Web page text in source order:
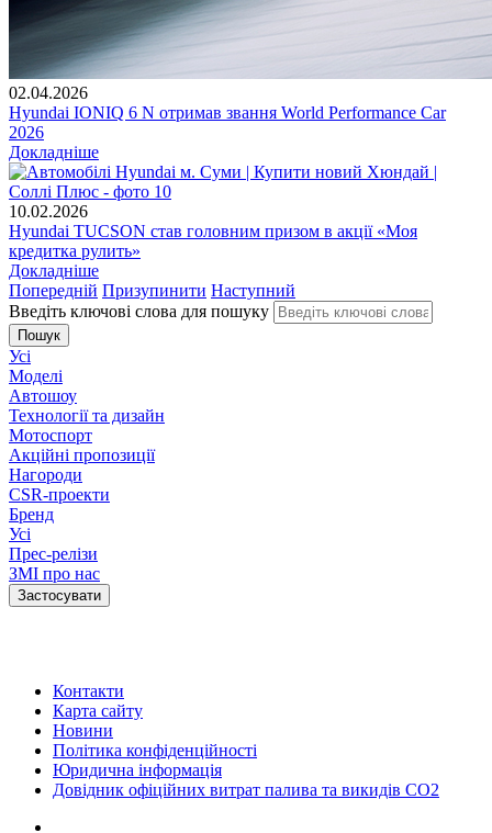
02.04.2026
Hyundai IONIQ 6 N отримав звання World Performance Car
2026
Докладніше
10.02.2026
Hyundai TUCSON став головним призом в акції «Моя
кредитка рулить»
Докладніше
Попередній Призупинити Наступний
Введіть ключові слова для пошуку
Усі
Моделі
Автошоу
Технології та дизайн
Мотоспорт
Акційні пропозиції
Нагороди
CSR-проекти
Бренд
Усі
Прес-релізи
ЗМІ про нас
Контакти
Карта сайту
Новини
Політика конфіденційності
Юридична інформація
Довідник офіційних витрат палива та викидів СО2